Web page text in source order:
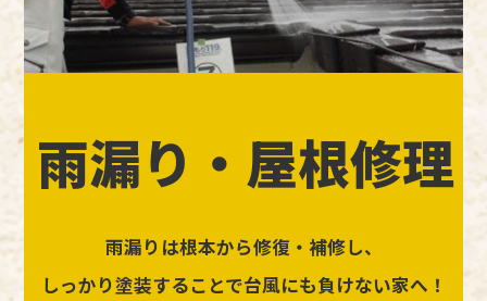
雨漏り・屋根修理
雨漏りは根本から修復・補修し、
しっかり塗装することで台風にも負けない家へ！